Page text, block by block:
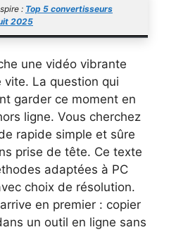
: Top 5 convertisseurs
2025
une vidéo vibrante
La question qui
garder ce moment en
ligne. Vous cherchez
rapide simple et sûre
prise de tête. Ce texte
adaptées à PC
choix de résolution.
en premier : copier
un outil en ligne sans